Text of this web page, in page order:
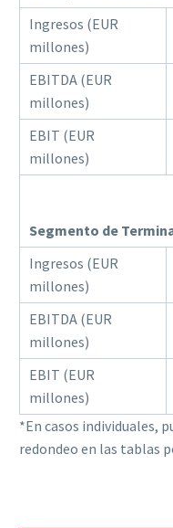
Ingresos (EUR
millones)
EBITDA (EUR
millones)
EBIT (EUR
millones)
Segmento de
Ingresos (EUR
millones)
EBITDA (EUR
millones)
EBIT (EUR
millones)
*En casos individuales,
redondeo en las tablas